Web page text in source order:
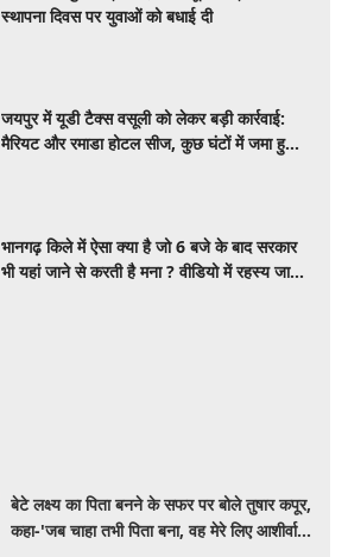
स्थापना दिवस पर युवाओं को बधाई दी
जयपुर में यूडी टैक्स वसूली को लेकर बड़ी कार्रवाई:
मैरियट और रमाडा होटल सीज, कुछ घंटों में जमा हुआ
भानगढ़ किले में ऐसा क्या है जो 6 बजे के बाद सरकार
भी यहां जाने से करती है मना ? वीडियो में रहस्य जान
बेटे लक्ष्य का पिता बनने के सफर पर बोले तुषार कपूर,
कहा-'जब चाहा तभी पिता बना, वह मेरे लिए आशीर्वाद